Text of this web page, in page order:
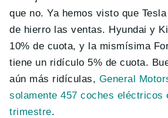
que no. Ya hemos visto que
de hierro las ventas. Hyundai y
10% de cuota, y la mismísima
tiene un ridículo 5% de cuota.
aún más ridículas, General
solamente 457 coches eléctricos
trimestre.